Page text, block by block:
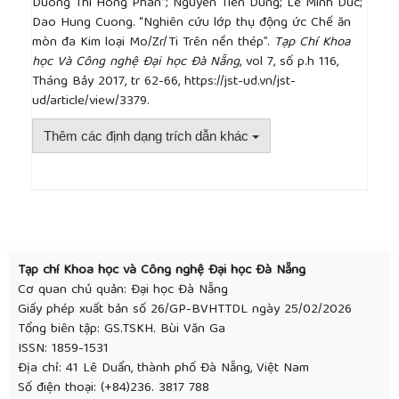
and performance assessment”, Electrochim. Acta,
vol. 56, no. 4, pp. 1912–1924, 2011.
Dao Hung Cuong. “Nghiên cứu lớp thụ động ức Chế ăn
mòn đa Kim loại Mo/Zr/Ti Trên nền thép”. Tạp Chí Khoa
học Và Công nghệ Đại học Đà Nẵng, vol 7, số p.h 116,
Tháng Bảy 2017, tr 62-66, https://jst-ud.vn/jst-
ud/article/view/3379.
Thêm các định dạng trích dẫn khác
Tạp chí Khoa học và Công nghệ Đại học Đà Nẵng
Cơ quan chủ quản: Đại học Đà Nẵng
Giấy phép xuất bản số 26/GP-BVHTTDL ngày 25/02/2026
Tổng biên tập: GS.TSKH. Bùi Văn Ga
ISSN: 1859-1531
Địa chỉ: 41 Lê Duẩn, thành phố Đà Nẵng, Việt Nam
Số điện thoại: (+84)236. 3817 788